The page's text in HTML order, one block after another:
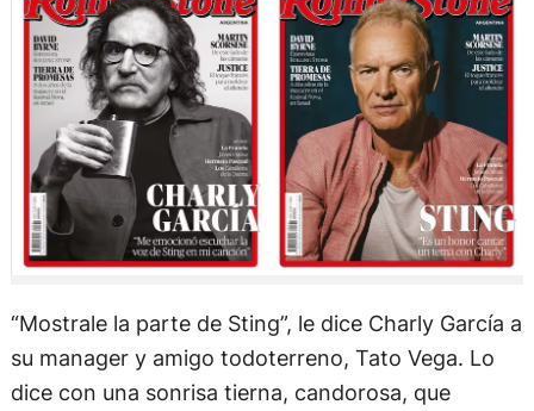
“Mostrale la parte de Sting”, le dice Charly García a
su manager y amigo todoterreno, Tato Vega. Lo
dice con una sonrisa tierna, candorosa, que